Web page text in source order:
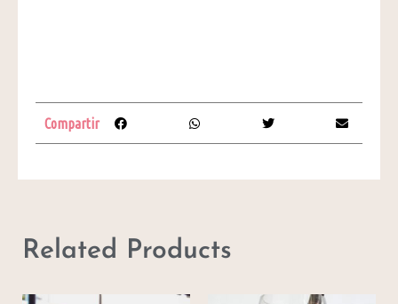
Compartir
Related Products